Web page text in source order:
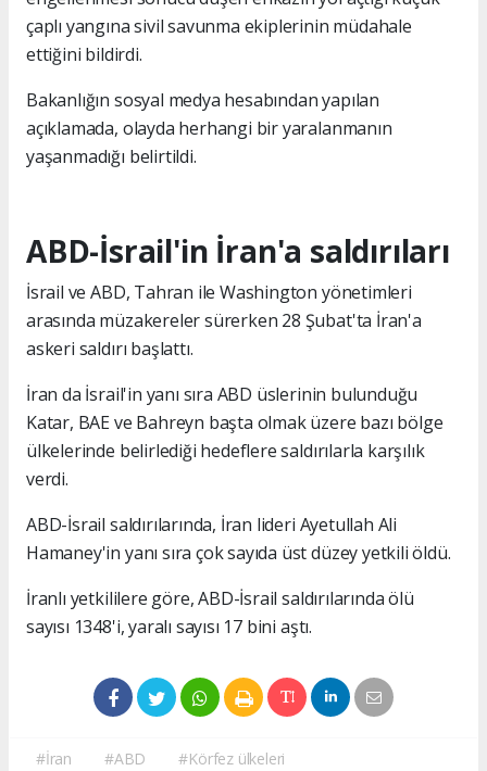
çaplı yangına sivil savunma ekiplerinin müdahale
ettiğini bildirdi.
Bakanlığın sosyal medya hesabından yapılan
açıklamada, olayda herhangi bir yaralanmanın
yaşanmadığı belirtildi.
ABD-İsrail'in İran'a saldırıları
İsrail ve ABD, Tahran ile Washington yönetimleri
arasında müzakereler sürerken 28 Şubat'ta İran'a
askeri saldırı başlattı.
İran da İsrail'in yanı sıra ABD üslerinin bulunduğu
Katar, BAE ve Bahreyn başta olmak üzere bazı bölge
ülkelerinde belirlediği hedeflere saldırılarla karşılık
verdi.
ABD-İsrail saldırılarında, İran lideri Ayetullah Ali
Hamaney'in yanı sıra çok sayıda üst düzey yetkili öldü.
İranlı yetkililere göre, ABD-İsrail saldırılarında ölü
sayısı 1348'i, yaralı sayısı 17 bini aştı.
#İran #ABD #Körfez ülkeleri